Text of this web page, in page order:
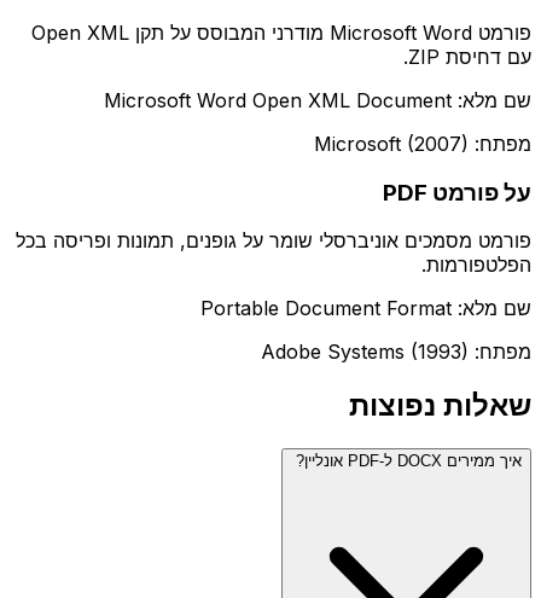
פורמט Microsoft Word מודרני המבוסס על תקן Open XML
עם דחיסת ZIP.
שם מלא: Microsoft Word Open XML Document
מפתח: Microsoft (2007)
על פורמט PDF
פורמט מסמכים אוניברסלי שומר על גופנים, תמונות ופריסה בכל
הפלטפורמות.
שם מלא: Portable Document Format
מפתח: Adobe Systems (1993)
שאלות נפוצות
איך ממירים DOCX ל-PDF אונליין?